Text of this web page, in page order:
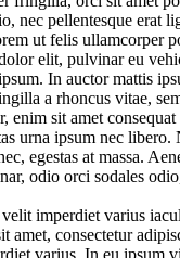
nec pellentesque erat
ut felis ullamcorper
elit, pulvinar eu
In auctor mattis
a rhoncus vitae,
enim sit amet
urna ipsum nec libero.
egestas at massa.
odio orci sodales
imperdiet varius
amet, consectetur
varius. In eu ipsum